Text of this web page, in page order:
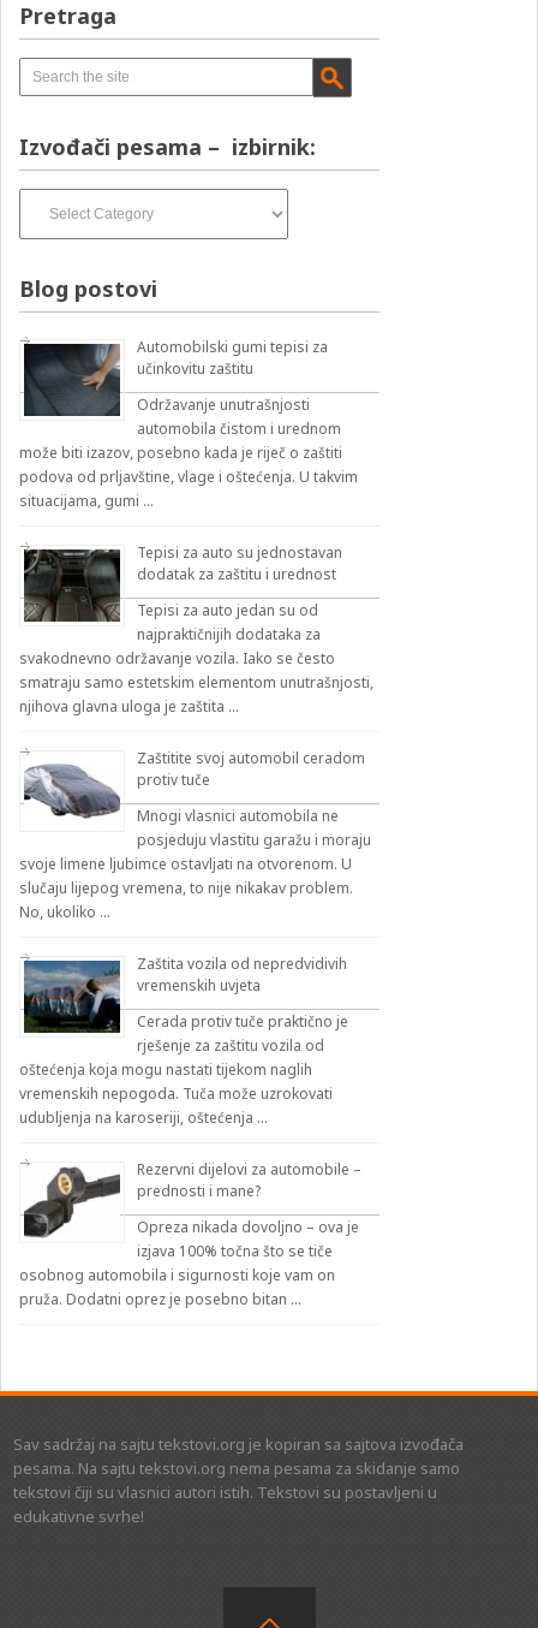
Pretraga
Izvođači pesama – izbirnik:
pesama
Blog postovi
Automobilski gumi tepisi za
učinkovitu zaštitu
Održavanje unutrašnjosti
automobila čistom i urednom
može biti izazov, posebno kada je riječ o zaštiti
podova od prljavštine, vlage i oštećenja. U takvim
situacijama, gumi …
Tepisi za auto su jednostavan
dodatak za zaštitu i urednost
Tepisi za auto jedan su od
najpraktičnijih dodataka za
svakodnevno održavanje vozila. Iako se često
smatraju samo estetskim elementom unutrašnjosti,
njihova glavna uloga je zaštita …
Zaštitite svoj automobil ceradom
protiv tuče
Mnogi vlasnici automobila ne
posjeduju vlastitu garažu i moraju
svoje limene ljubimce ostavljati na otvorenom. U
slučaju lijepog vremena, to nije nikakav problem.
No, ukoliko …
Zaštita vozila od nepredvidivih
vremenskih uvjeta
Cerada protiv tuče praktično je
rješenje za zaštitu vozila od
oštećenja koja mogu nastati tijekom naglih
vremenskih nepogoda. Tuča može uzrokovati
udubljenja na karoseriji, oštećenja …
Rezervni dijelovi za automobile –
prednosti i mane?
Opreza nikada dovoljno – ova je
izjava 100% točna što se tiče
osobnog automobila i sigurnosti koje vam on
pruža. Dodatni oprez je posebno bitan …
Sav sadržaj na sajtu tekstovi.org je kopiran sa sajtova izvođača
pesama. Na sajtu tekstovi.org nema pesama za skidanje samo
tekstovi čiji su vlasnici autori istih. Tekstovi su postavljeni u
edukativne svrhe!